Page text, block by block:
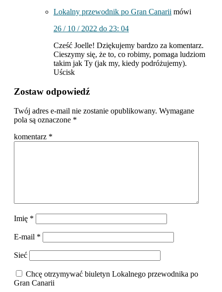
Lokalny przewodnik po Gran Canarii mówi
26 / 10 / 2022 do 23: 04
Cześć Joelle! Dziękujemy bardzo za komentarz.
Cieszymy się, że to, co robimy, pomaga ludziom
takim jak Ty (jak my, kiedy podróżujemy).
Uścisk
Zostaw odpowiedź
Twój adres e-mail nie zostanie opublikowany. Wymagane
pola są oznaczone *
komentarz *
Imię *
E-mail *
Sieć
Chcę otrzymywać biuletyn Lokalnego przewodnika po
Gran Canarii